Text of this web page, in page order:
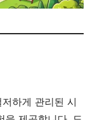
하게 관리된 시